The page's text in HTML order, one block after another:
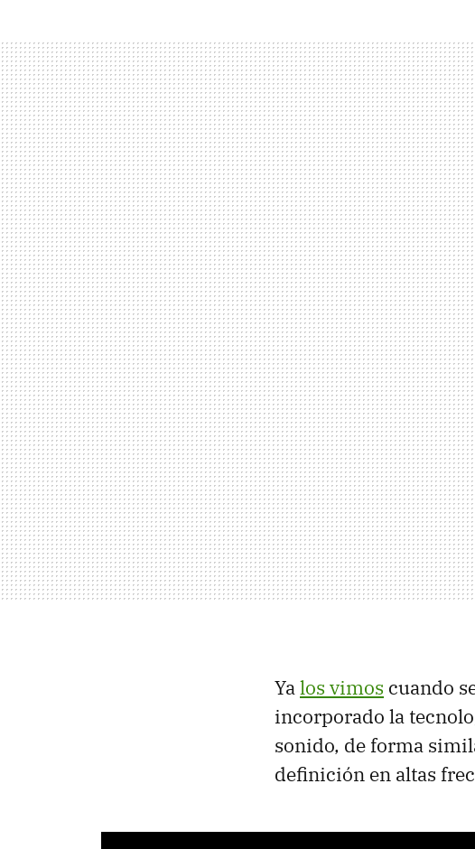
Yalos vimos cuando
incorporado la
sonido, de forma
definición en altas